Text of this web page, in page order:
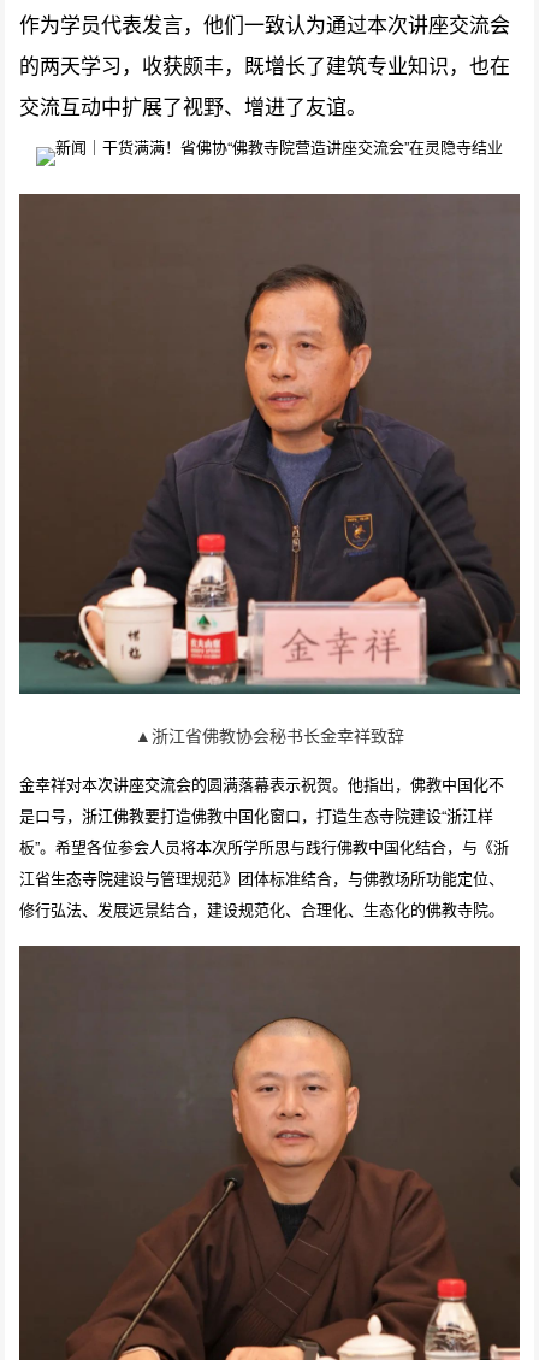
作为学员代表发言，他们一致认为通过本次讲座交流会
的两天学习，收获颇丰，既增长了建筑专业知识，也在
交流互动中扩展了视野、增进了友谊。
▲浙江省佛教协会秘书长金幸祥致辞
金幸祥对本次讲座交流会的圆满落幕表示祝贺。他指出，佛教中国化不
是口号，浙江佛教要打造佛教中国化窗口，打造生态寺院建设“浙江样
板”。希望各位参会人员将本次所学所思与践行佛教中国化结合，与《浙
江省生态寺院建设与管理规范》团体标准结合，与佛教场所功能定位、
修行弘法、发展远景结合，建设规范化、合理化、生态化的佛教寺院。